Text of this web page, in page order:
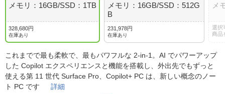
メモリ：16GB/SSD：1TB
328,680円
在庫あり
メモリ：16GB/SSD：512G
B
231,978円
在庫あり
メ
選択
商品
これまでで最も柔軟で、最もパワフルな 2-in-1。AI でパワーアップ
した Copilot エクスペリエンスと機能を搭載し、外出先でもずっと
使える第 11 世代 Surface Pro、Copilot+ PC は、新しい概念のノー
ト PC です 詳細